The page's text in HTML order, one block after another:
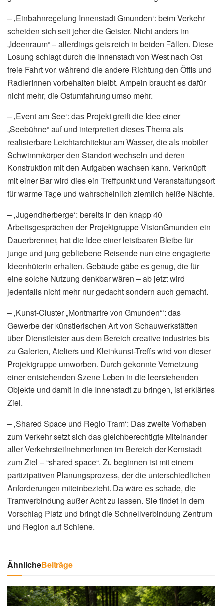
– ‚Einbahnregelung Innenstadt Gmunden‘: beim Verkehr
scheiden sich seit jeher die Geister. Nicht anders im
„Ideenraum“ – allerdings geistreich in beiden Fällen. Diese
Lösung schlägt durch die Innenstadt von West nach Ost
freie Fahrt vor, während die andere Richtung den Öffis und
RadlerInnen vorbehalten bleibt. Ampeln braucht es dafür
nicht mehr, die Ostumfahrung umso mehr.
– ‚Event am See‘: das Projekt greift die Idee einer
„Seebühne“ auf und interpretiert dieses Thema als
realisierbare Leichtarchitektur am Wasser, die als mobiler
Schwimmkörper den Standort wechseln und deren
Konstruktion mit den Aufgaben wachsen kann. Verknüpft
mit einer Bar wird dies ein Treffpunkt und Veranstaltungsort
für warme Tage und wahrscheinlich ziemlich heiße Nächte.
– ‚Jugendherberge‘: bereits in den knapp 40
Arbeitsgesprächen der Projektgruppe VisionGmunden ein
Dauerbrenner, hat die Idee einer leistbaren Bleibe für
junge und jung gebliebene Reisende nun eine engagierte
Ideenhüterin erhalten. Gebäude gäbe es genug, die für
eine solche Nutzung denkbar wären – ab jetzt wird
jedenfalls nicht mehr nur gedacht sondern auch gemacht.
– ‚Kunst-Cluster „Montmartre von Gmunden“‘: das
Gewerbe der künstlerischen Art von Schauwerkstätten
über Dienstleister aus dem Bereich creative industries bis
zu Galerien, Ateliers und Kleinkunst-Treffs wird von dieser
Projektgruppe umworben. Durch gekonnte Vernetzung
einer entstehenden Szene Leben in die leerstehenden
Objekte und damit in die Innenstadt zu bringen, ist erklärtes
Ziel.
– ‚Shared Space und Regio Tram‘: Das zweite Vorhaben
zum Verkehr setzt sich das gleichberechtigte Miteinander
aller VerkehrsteilnehmerInnen im Bereich der Kernstadt
zum Ziel – “shared space“. Zu beginnen ist mit einem
partizipativen Planungsprozess, der die unterschiedlichen
Anforderungen miteinbezieht. Da wäre es schade, die
Tramverbindung außer Acht zu lassen. Sie findet in dem
Vorschlag Platz und bringt die Schnellverbindung Zentrum
und Region auf Schiene.
ÄhnlicheBeiträge